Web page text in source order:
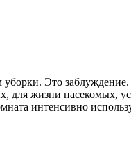
уборки. Это
для жизни насекомых,
интенсивно